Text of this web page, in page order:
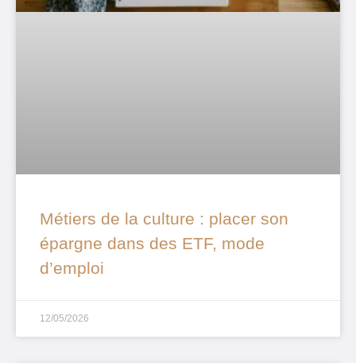
Métiers de la culture : placer son
épargne dans des ETF, mode
d’emploi
12/05/2026